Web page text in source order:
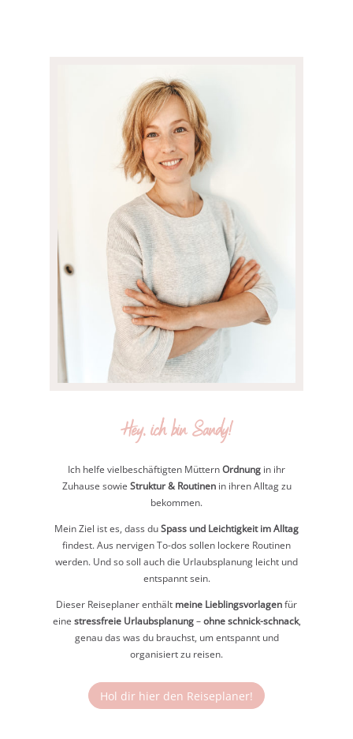
Hey, ich bin Sandy!
Ich helfe vielbeschäftigten MütternOrdnung in ihr
Zuhause sowie Struktur & Routinenin ihren Alltag zu
bekommen.
Mein Ziel ist es, dass duSpass und Leichtigkeit im Alltag
findest. Aus nervigen To-dos sollen lockere Routinen
werden. Und so soll auch die Urlaubsplanung leicht und
entspannt sein.
Dieser Reiseplaner enthält meine Lieblingsvorlagenfür
eine stressfreie Urlaubsplanung–ohne schnick-schnack,
genau das was du brauchst, um entspannt und
organisiert zu reisen.
Hol dir hier den Reiseplaner!